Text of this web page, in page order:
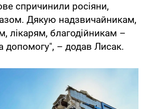
спричинили росіяни,
Дякую надзвичайникам,
лікарям, благодійникам –
допомогу", – додав Лисак.